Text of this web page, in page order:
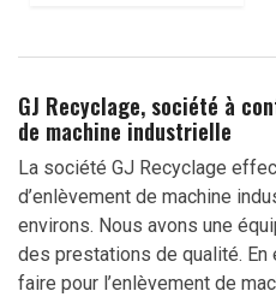
GJ Recyclage, société à
de machine industrielle
La société GJ Recyclage
d’enlèvement de machine
environs. Nous avons une
des prestations de qualité.
faire pour l’enlèvement de